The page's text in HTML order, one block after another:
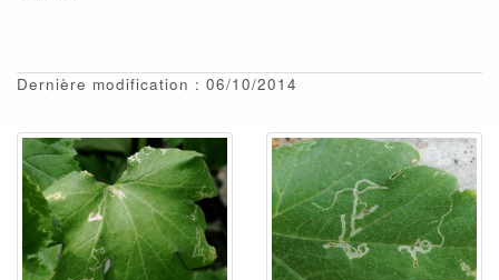
Dernière modification : 06/10/2014